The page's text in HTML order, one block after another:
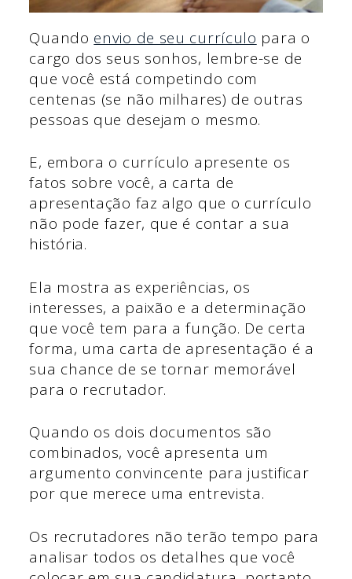
Quando envio de seu currículo para o
cargo dos seus sonhos, lembre-se de
que você está competindo com
centenas (se não milhares) de outras
pessoas que desejam o mesmo.
E, embora o currículo apresente os
fatos sobre você, a carta de
apresentação faz algo que o currículo
não pode fazer, que é contar a sua
história.
Ela mostra as experiências, os
interesses, a paixão e a determinação
que você tem para a função. De certa
forma, uma carta de apresentação é a
sua chance de se tornar memorável
para o recrutador.
Quando os dois documentos são
combinados, você apresenta um
argumento convincente para justificar
por que merece uma entrevista.
Os recrutadores não terão tempo para
analisar todos os detalhes que você